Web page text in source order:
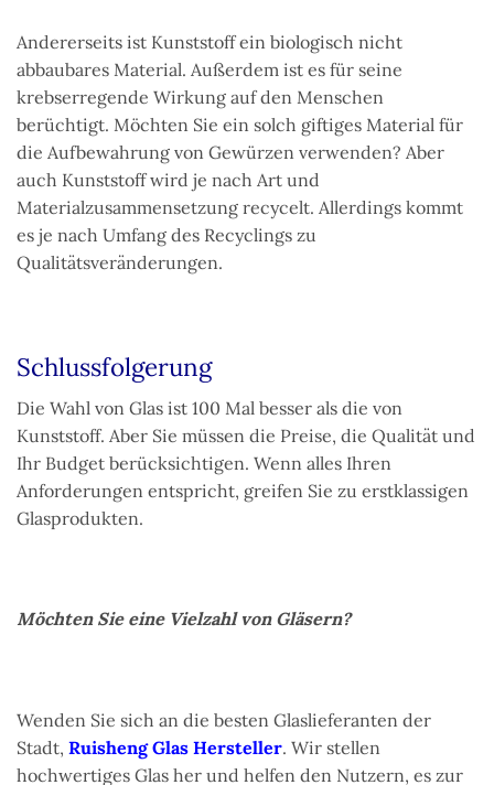
Andererseits ist Kunststoff ein biologisch nicht
abbaubares Material. Außerdem ist es für seine
krebserregende Wirkung auf den Menschen
berüchtigt. Möchten Sie ein solch giftiges Material für
die Aufbewahrung von Gewürzen verwenden? Aber
auch Kunststoff wird je nach Art und
Materialzusammensetzung recycelt. Allerdings kommt
es je nach Umfang des Recyclings zu
Qualitätsveränderungen.
Schlussfolgerung
Die Wahl von Glas ist 100 Mal besser als die von
Kunststoff. Aber Sie müssen die Preise, die Qualität und
Ihr Budget berücksichtigen. Wenn alles Ihren
Anforderungen entspricht, greifen Sie zu erstklassigen
Glasprodukten.
Möchten Sie eine Vielzahl von Gläsern?
Wenden Sie sich an die besten Glaslieferanten der
Stadt, Ruisheng Glas Hersteller. Wir stellen
hochwertiges Glas her und helfen den Nutzern, es zur